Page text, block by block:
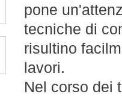
pone
tecniche di
risultino
lavori.
Nel corso dei